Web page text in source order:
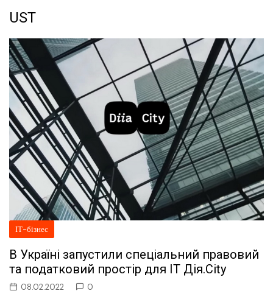
UST
ІТ-бізнес
В Україні запустили спеціальний правовий
та податковий простір для IT Дія.City
08.02.2022 0